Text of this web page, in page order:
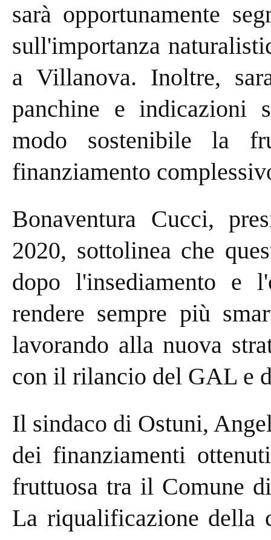
sarà opportunamente
sull'importanza
a Villanova. Inoltre,
panchine e indicazioni
modo sostenibile la
finanziamento
Bonaventura Cucci,
2020, sottolinea che
dopo l'insediamento e
rendere sempre più
lavorando alla nuova
con il rilancio del GAL e
Il sindaco di Ostuni,
dei finanziamenti
fruttuosa tra il Comune
La riqualificazione della